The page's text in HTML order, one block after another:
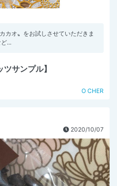
カオ〟をお試しさせていただきま
...
サンプル】
O CHER
2020/10/07